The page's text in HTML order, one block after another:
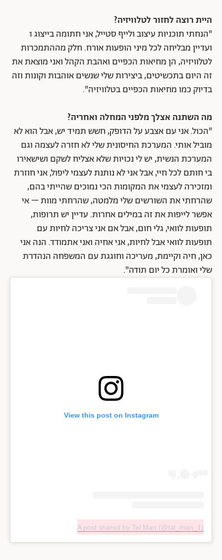
היית רוצה לחזור לטלוויזיה?
"הנחתי תוכניות עיצוב ולייף סטייל, אני חתומה בייצוג 1
ועדיין מבליחה לכל מיני הופעות אורח. חלק מההתמכרות
לטלוויזיה, הן מחיאות הכפיים ואהבת הקהל ואני מוצאת את
זה היום בתכשיטים, ביצירות שלי שנשים אוהבות וקונות וזה
בדיוק כמו מחיאות הכפיים בטלוויזיה".
מה השתנה אצלך מלפני המחלה ואחריה?
"הכול. אני עם אצבע על הדופק, חשש תמיד יש, אבל הוא לא
מוביל אותי. המערכת החיסונית שלי לא חזרה לעצמה וגם
המערכת הנשית, יש לי נכויות שלא אצליח לשקם ושישאירו
בי חותם לכל חיי, אבל אני לא נותנת לעצמי ליפול, אני חוזרת
ומזכירה לעצמי את המקומות הכי נמוכים שהייתי בהם,
שהרחתי את השורשים שלי מלמטה, שהרחתי מוות – אי
אפשר לייפות את זה במילים אחרות. עדיין יש תרופות,
תופעות לוואי, גלי חום, אבל אם אני צריכה לחיות עם
תופעות לוואי אבל לחיות, אני אחיה ואני אתמודד. הנה אני
כאן, חיה וקיימת, מעריכה וחוגגת עם המשפחה הנהדרת
שלי ואומרת כל יום תודה".
View this post on Instagram
A post shared by Tal Man (@tal_man_1)